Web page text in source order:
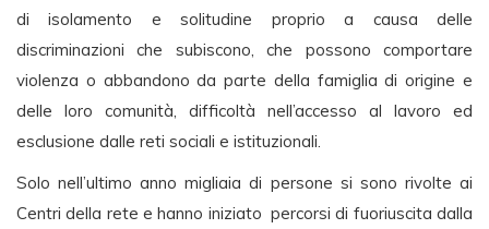
di isolamento e solitudine proprio a causa delle
discriminazioni che subiscono, che possono comportare
violenza o abbandono da parte della famiglia di origine e
delle loro comunità, difficoltà nell’accesso al lavoro ed
esclusione dalle reti sociali e istituzionali.
Solo nell’ultimo anno migliaia di persone si sono rivolte ai
Centri della rete e hanno iniziato percorsi di fuoriuscita dalla